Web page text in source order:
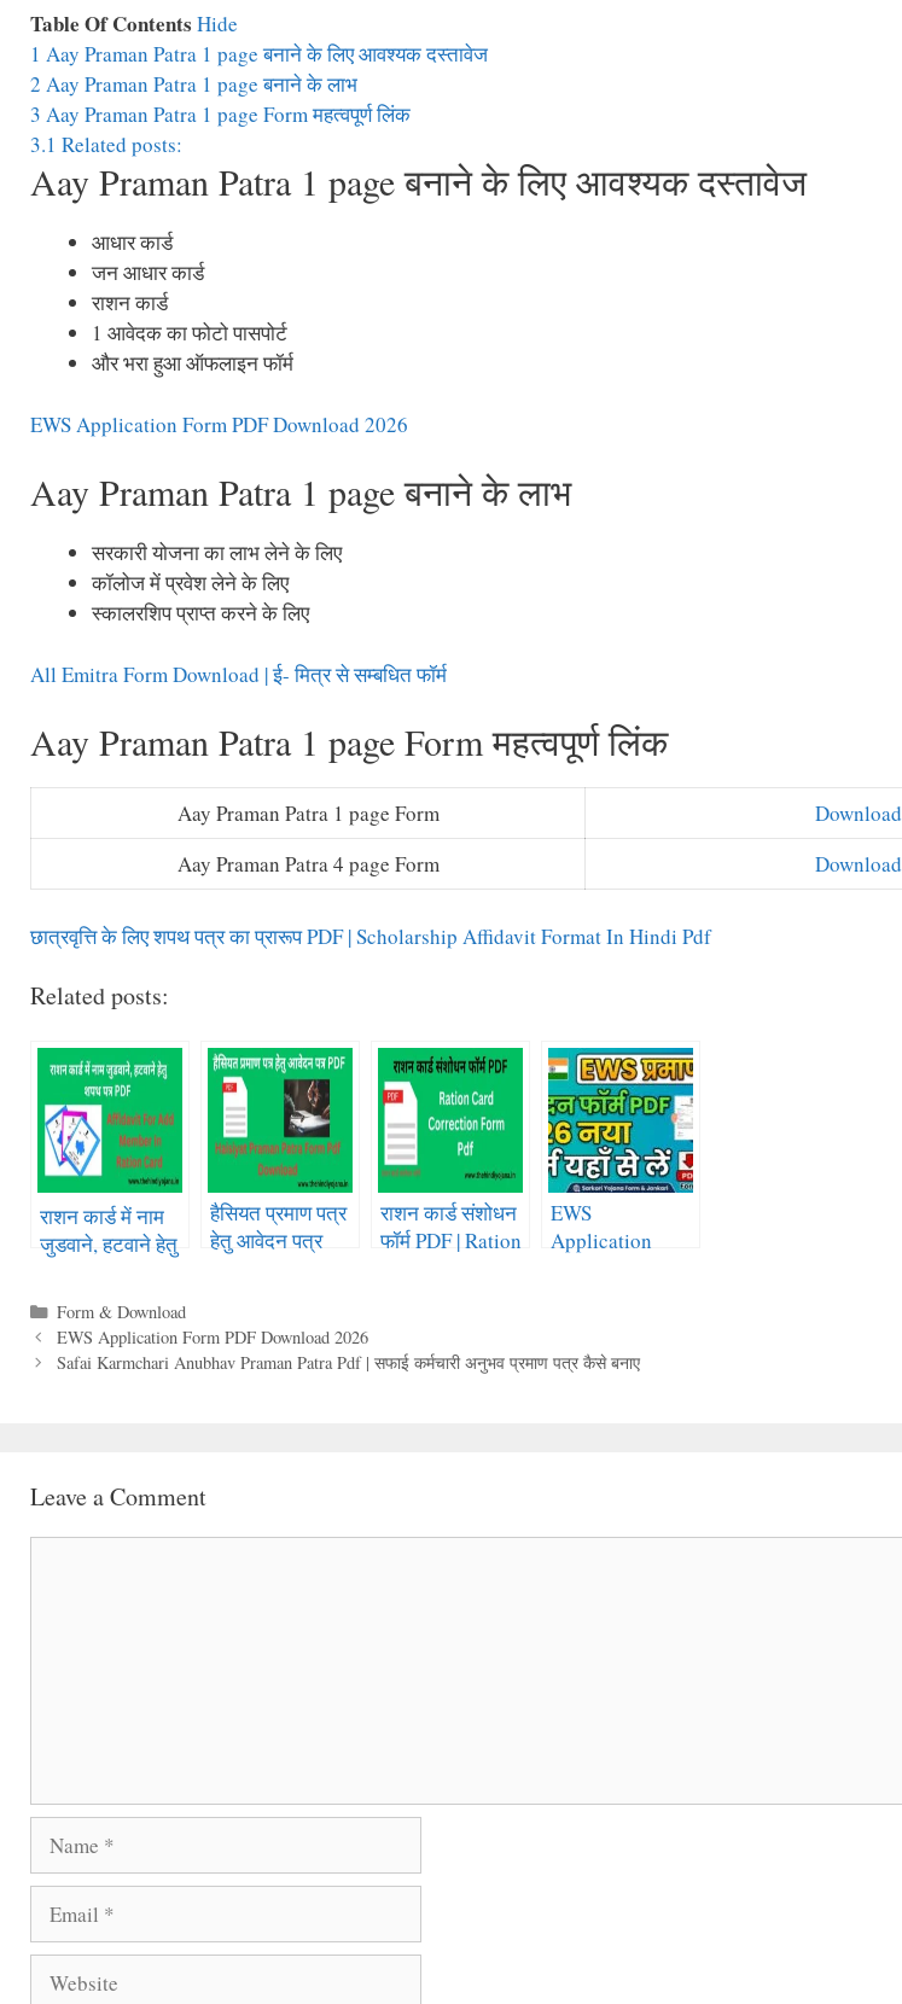
Table Of Contents Hide
1 Aay Praman Patra 1 page बनाने के लिए आवश्यक दस्तावेज
2 Aay Praman Patra 1 page बनाने के लाभ
3 Aay Praman Patra 1 page Form महत्वपूर्ण लिंक
3.1 Related posts:
Aay Praman Patra 1 page बनाने के लिए आवश्यक दस्तावेज
आधार कार्ड
जन आधार कार्ड
राशन कार्ड
1 आवेदक का फोटो पासपोर्ट
और भरा हुआ ऑफलाइन फॉर्म
EWS Application Form PDF Download 2026
Aay Praman Patra 1 page बनाने के लाभ
सरकारी योजना का लाभ लेने के लिए
कॉलोज में प्रवेश लेने के लिए
स्कालरशिप प्राप्त करने के लिए
All Emitra Form Download | ई- मित्र से सम्बधित फॉर्म
Aay Praman Patra 1 page Form महत्वपूर्ण लिंक
Aay Praman Patra 1 page Form
Download
Aay Praman Patra 4 page Form
Download
छात्रवृत्ति के लिए शपथ पत्र का प्रारूप PDF | Scholarship Affidavit Format In Hindi Pdf
Related posts:
राशन कार्ड में नाम
जुडवाने, हटवाने हेतु
Affidavit For
Add Member In
Ration Card
हैसियत प्रमाण पत्र
हेतु आवेदन पत्र
Download
राशन कार्ड संशोधन
फॉर्म PDF | Ration
EWS
Application
Form & Download
EWS Application Form PDF Download 2026
Safai Karmchari Anubhav Praman Patra Pdf | सफाई कर्मचारी अनुभव प्रमाण पत्र कैसे बनाए
Leave a Comment